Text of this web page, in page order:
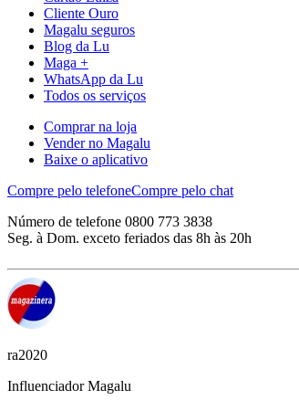
Cliente Ouro
Magalu seguros
Blog da Lu
Maga +
WhatsApp da Lu
Todos os serviços
Comprar na loja
Vender no Magalu
Baixe o aplicativo
Compre pelo telefoneCompre pelo chat
Número de telefone 0800 773 3838
Seg. à Dom. exceto feriados das 8h às 20h
ra2020
Influenciador Magalu